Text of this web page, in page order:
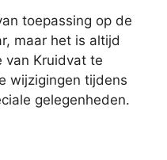
toepassing op de
maar het is altijd
van Kruidvat te
wijzigingen tijdens
gelegenheden.